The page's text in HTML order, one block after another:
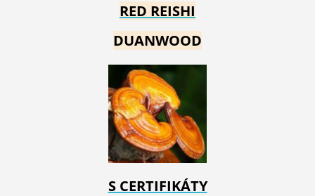
RED REISHI
DUANWOOD
S CERTIFIKÁTY